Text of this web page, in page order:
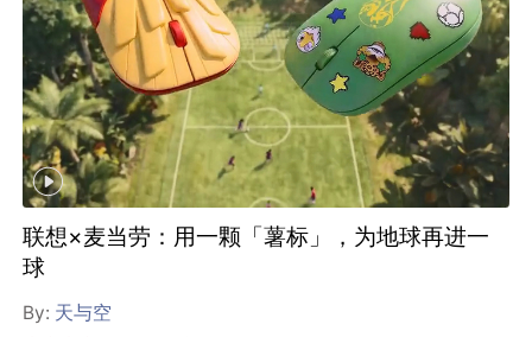
联想×麦当劳：用一颗「薯标」，为地球再进一
球
By: 天与空